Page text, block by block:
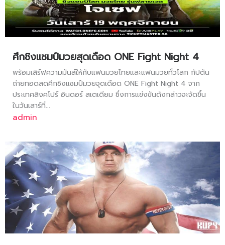
ศึกชิงแชมป์มวยสุดเดือด ONE Fight Night 4
พร้อมเสิร์ฟความมันส์ให้กับแฟนมวยไทยและแฟนมวยทั่วโลก กัปตัน
ถ่ายทอดสดศึกชิงแชมป์มวยจุดเดือด ONE Fight Night 4 จาก
ประเทศสิงคโปร์ อินดอร์ สเตเดียม ซึ่งการแข่งขันดังกล่าวจะจัดขึ้น
ในวันเสาร์ที่...
admin